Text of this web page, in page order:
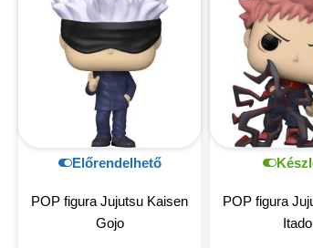
Előrendelhető
POP figura Jujutsu Kaisen
Gojo
POP figura